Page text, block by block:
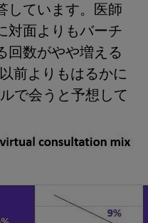
しています。医師
対面よりもバーチ
回数がやや増える
前よりもはるかに
で会うと予想して